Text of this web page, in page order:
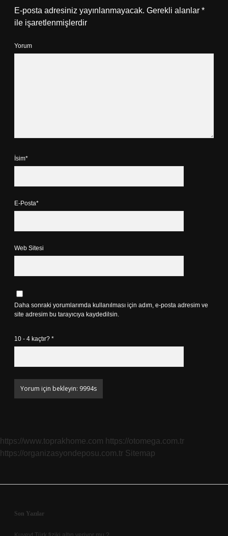
E-posta adresiniz yayınlanmayacak. Gerekli alanlar *
ile işaretlenmişlerdir
Yorum
İsim*
E-Posta*
Web Sitesi
Daha sonraki yorumlarımda kullanılması için adım, e-posta adresim ve
site adresim bu tarayıcıya kaydedilsin.
10 - 4 kaçtır? *
https://www.toprakhome.com https://otomega.com.tr
https://organizasyondeposu.com.tr Sitemap
Sidebar
Son Yazılar